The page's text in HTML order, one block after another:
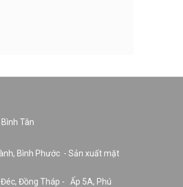
Tân
Bình Phước - Sản xuất mặt
Đéc, Đồng Tháp - Ấp 5A, Phú